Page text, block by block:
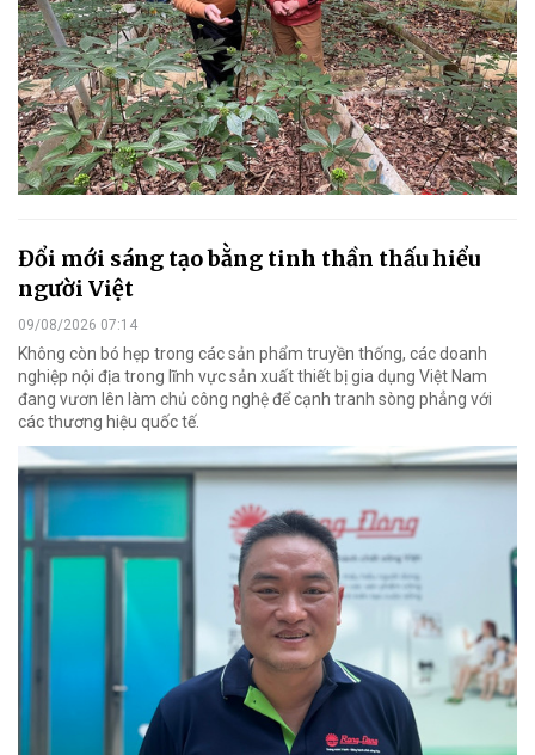
Đổi mới sáng tạo bằng tinh thần thấu hiểu
người Việt
09/08/2026 07:14
Không còn bó hẹp trong các sản phẩm truyền thống, các doanh
nghiệp nội địa trong lĩnh vực sản xuất thiết bị gia dụng Việt Nam
đang vươn lên làm chủ công nghệ để cạnh tranh sòng phẳng với
các thương hiệu quốc tế.